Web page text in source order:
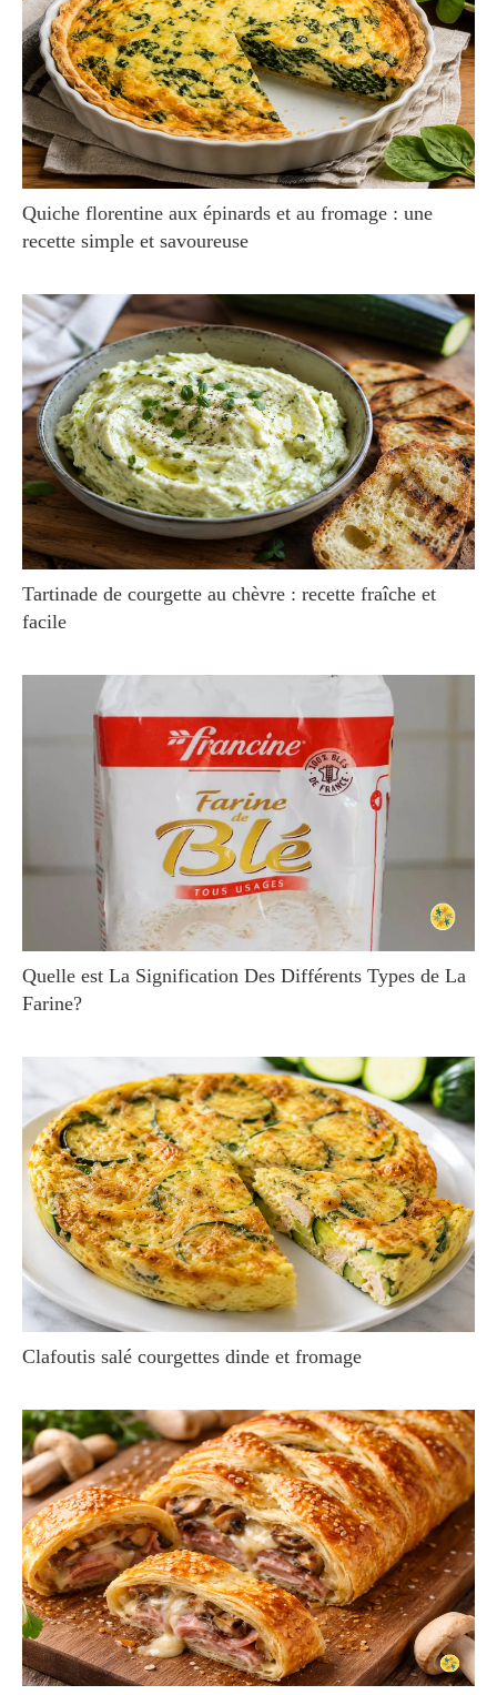
Quiche florentine aux épinards et au fromage : une
recette simple et savoureuse
Tartinade de courgette au chèvre : recette fraîche et
facile
Quelle est La Signification Des Différents Types de La
Farine?
Clafoutis salé courgettes dinde et fromage